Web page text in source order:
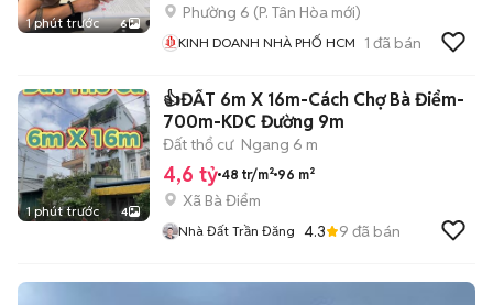
1 phút trước 6
Phường 6 (P. Tân Hòa mới)
KINH DOANH NHÀ PHỐ HCM 1 đã bán
1 phút trước 4
👍ĐẤT 6m X 16m-Cách Chợ Bà Điểm-
700m-KDC Đường 9m
Đất thổ cư Ngang 6 m
4,6 tỷ 48 tr/m² 96 m²
Xã Bà Điểm
Nhà Đất Trần Đăng 4.3 9 đã bán